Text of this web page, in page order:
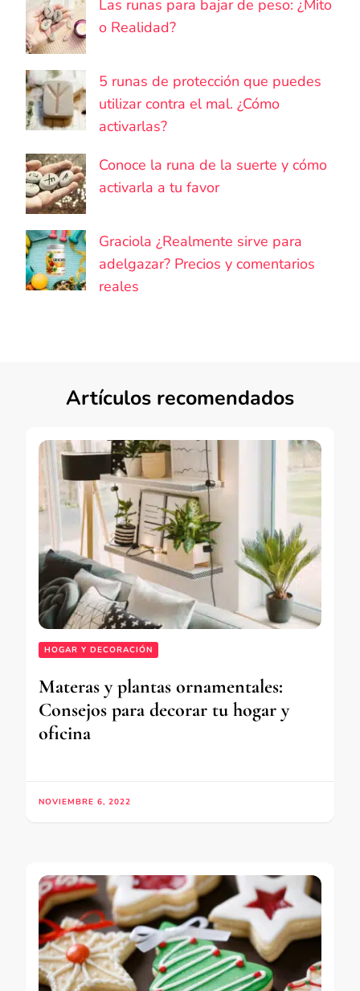
Las runas para bajar de peso: ¿Mito
o Realidad?
5 runas de protección que puedes
utilizar contra el mal. ¿Cómo
activarlas?
Conoce la runa de la suerte y cómo
activarla a tu favor
Graciola ¿Realmente sirve para
adelgazar? Precios y comentarios
reales
Artículos recomendados
HOGAR Y DECORACIÓN
Materas y plantas ornamentales:
Consejos para decorar tu hogar y
oficina
NOVIEMBRE 6, 2022